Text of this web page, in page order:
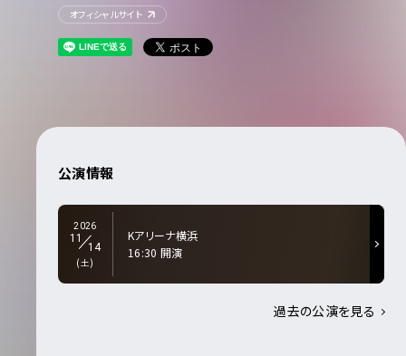
オフィシャルサイト
公演情報
2026
11
14
(土)
Kアリーナ横浜
16:30 開演
過去の公演を見る